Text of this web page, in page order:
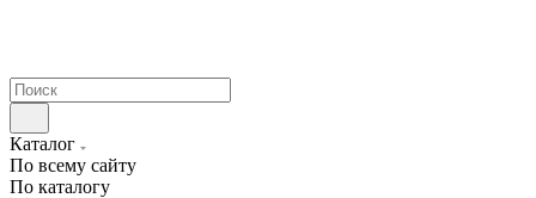
Каталог
По всему сайту
По каталогу